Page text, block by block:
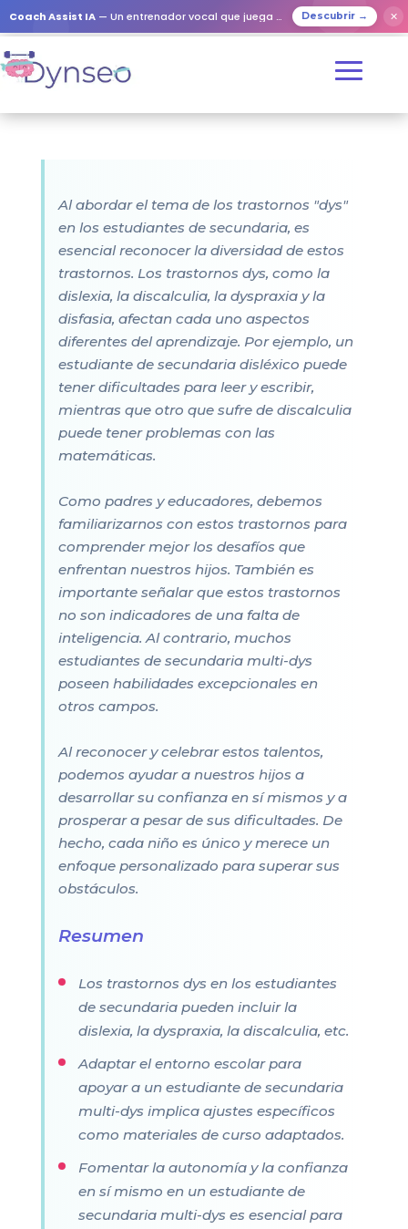
Coach Assist IA — Un entrenador vocal que juega con tus seres queridos Descubrir → ✕
Al abordar el tema de los trastornos "dys"
en los estudiantes de secundaria, es
esencial reconocer la diversidad de estos
trastornos. Los trastornos dys, como la
dislexia, la discalculia, la dyspraxia y la
disfasia, afectan cada uno aspectos
diferentes del aprendizaje. Por ejemplo, un
estudiante de secundaria disléxico puede
tener dificultades para leer y escribir,
mientras que otro que sufre de discalculia
puede tener problemas con las
matemáticas.
Como padres y educadores, debemos
familiarizarnos con estos trastornos para
comprender mejor los desafíos que
enfrentan nuestros hijos. También es
importante señalar que estos trastornos
no son indicadores de una falta de
inteligencia. Al contrario, muchos
estudiantes de secundaria multi-dys
poseen habilidades excepcionales en
otros campos.
Al reconocer y celebrar estos talentos,
podemos ayudar a nuestros hijos a
desarrollar su confianza en sí mismos y a
prosperar a pesar de sus dificultades. De
hecho, cada niño es único y merece un
enfoque personalizado para superar sus
obstáculos.
Resumen
Los trastornos dys en los estudiantes
de secundaria pueden incluir la
dislexia, la dyspraxia, la discalculia, etc.
Adaptar el entorno escolar para
apoyar a un estudiante de secundaria
multi-dys implica ajustes específicos
como materiales de curso adaptados.
Fomentar la autonomía y la confianza
en sí mismo en un estudiante de
secundaria multi-dys es esencial para